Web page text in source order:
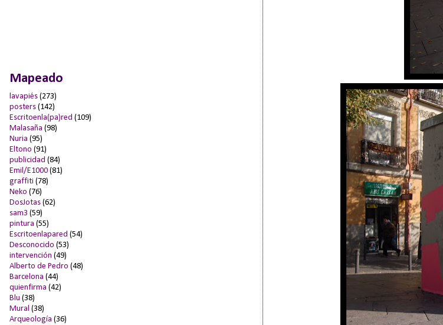
Mapeado
lavapiés (273)
posters (142)
Escritoenla(pa)red (109)
Malasaña (98)
Nuria (95)
Eltono (91)
publicidad (84)
Emil/E1000 (81)
graffiti (78)
Neko (76)
DosJotas (62)
sam3 (59)
pintura (55)
Escritoenlapared (54)
Desconocido (53)
intervención (49)
Alberto de Pedro (48)
Barcelona (44)
quienfirma (42)
Blu (38)
Mural (38)
Arqueología (36)